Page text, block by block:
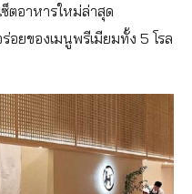
ซ็ตอาหารใหม่ล่าสุด
อยของเมนูพรีเมียมทั้ง 5 โรล